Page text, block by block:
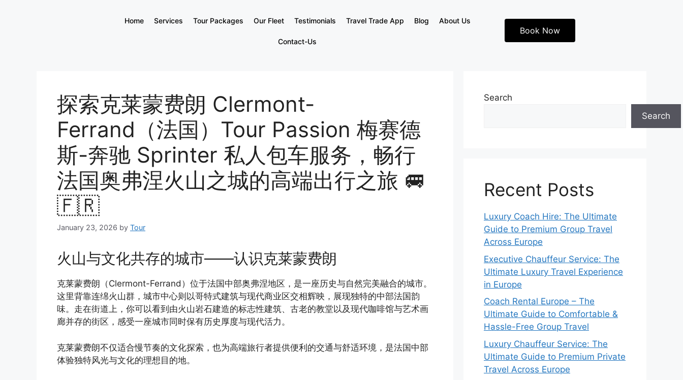
Home Services Tour Packages Our Fleet Testimonials Travel Trade App Blog About Us
Contact-Us
Book Now
探索克莱蒙费朗 Clermont-
Ferrand（法国）Tour Passion 梅赛德
斯-奔驰 Sprinter 私人包车服务，畅行
法国奥弗涅火山之城的高端出行之旅 🚐
🇫🇷
January 23, 2026 by Tour
火山与文化共存的城市——认识克莱蒙费朗
克莱蒙费朗（Clermont-Ferrand）位于法国中部奥弗涅地区，是一座历史与自然完美融合的城市。
这里背靠连绵火山群，城市中心则以哥特式建筑与现代商业区交相辉映，展现独特的中部法国韵
味。走在街道上，你可以看到由火山岩石建造的标志性建筑、古老的教堂以及现代咖啡馆与艺术画
廊并存的街区，感受一座城市同时保有历史厚度与现代活力。
克莱蒙费朗不仅适合慢节奏的文化探索，也为高端旅行者提供便利的交通与舒适环境，是法国中部
体验独特风光与文化的理想目的地。
Search
Search
Recent Posts
Luxury Coach Hire: The Ultimate
Guide to Premium Group Travel
Across Europe
Executive Chauffeur Service: The
Ultimate Luxury Travel Experience
in Europe
Coach Rental Europe – The
Ultimate Guide to Comfortable &
Hassle-Free Group Travel
Luxury Chauffeur Service: The
Ultimate Guide to Premium Private
Travel Across Europe